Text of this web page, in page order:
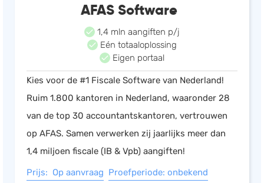
AFAS Software
1,4 mln aangiften p/j
Eén totaaloplossing
Eigen portaal
Kies voor de #1 Fiscale Software van Nederland!
Ruim 1.800 kantoren in Nederland, waaronder 28
van de top 30 accountantskantoren, vertrouwen
op AFAS. Samen verwerken zij jaarlijks meer dan
1,4 miljoen fiscale (IB & Vpb) aangiften!
Prijs: Op aanvraag Proefperiode: onbekend